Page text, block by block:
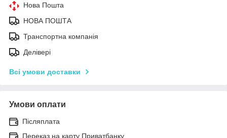
Нова Пошта
НОВА ПОШТА
Транспортна компанія
Делівері
Всі умови доставки
Умови оплати
Післяплата
Переказ на карту Приватбанку